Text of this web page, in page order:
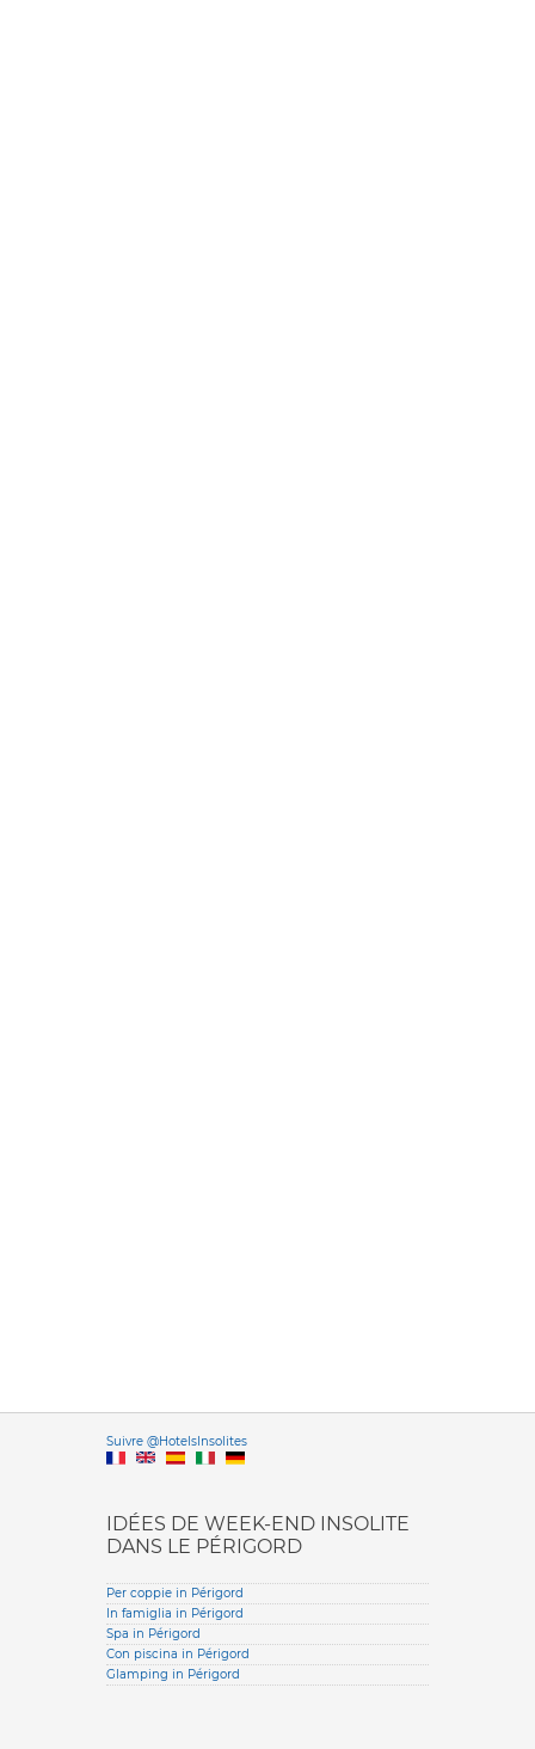
Suivre @HotelsInsolitesVersione
IDÉES DE WEEK-END INSOLITE
DANS LE PÉRIGORD
Per coppie in Périgord
In famiglia in Périgord
Spa in Périgord
Con piscina in Périgord
Glamping in Périgord